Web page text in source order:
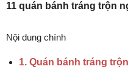
11 quán bánh tráng trộn
Nội dung chính
1. Quán bánh tráng